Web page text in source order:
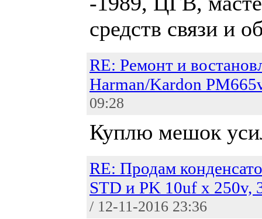
средств связи и
RE: Ремонт и
Harman/Kardon
09:28
Куплю мешок
RE: Продам
STD и PK 10uf x 250v,
/ 12-11-2016 23:36